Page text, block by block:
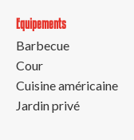
Equipements
Barbecue
Cour
Cuisine américaine
Jardin privé